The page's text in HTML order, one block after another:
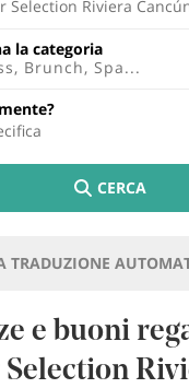
Dominicana
la categoria
Brunch, Spa...
CERCA
TRADUZIONE
e buoni